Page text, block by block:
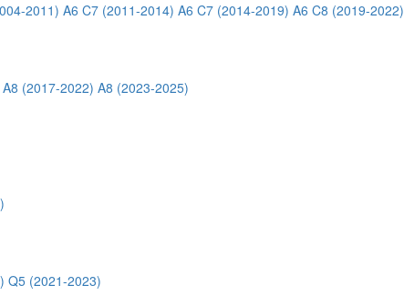
2011) A6 C7 (2011-2014) A6 C7 (2014-2019) A6 C8 (2019-2022)
A8 (2017-2022) A8 (2023-2025)
Q5 (2021-2023)